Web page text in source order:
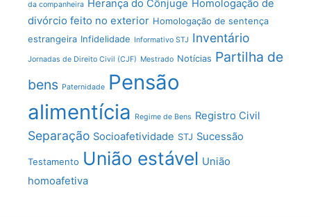
da companheira Herança do Cônjuge Homologação de
divórcio feito no exterior Homologação de sentença
estrangeira Infidelidade Informativo STJ Inventário
Jornadas de Direito Civil (CJF) Mestrado Notícias Partilha de
bens Paternidade Pensão
alimentícia
Regime de Bens Registro Civil
Separação Socioafetividade STJ Sucessão
Testamento União estável União
homoafetiva